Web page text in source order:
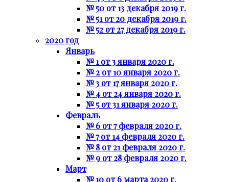
№ 50 от 13 декабря 2019 г.
№ 51 от 20 декабря 2019 г.
№ 52 от 27 декабря 2019 г.
2020 год
Январь
№ 1 от 3 января 2020 г.
№ 2 от 10 января 2020 г.
№ 3 от 17 января 2020 г.
№ 4 от 24 января 2020 г.
№ 5 от 31 января 2020 г.
Февраль
№ 6 от 7 февраля 2020 г.
№ 7 от 14 февраля 2020 г.
№ 8 от 21 февраля 2020 г.
№ 9 от 28 февраля 2020 г.
Март
№ 10 от 6 марта 2020 г.